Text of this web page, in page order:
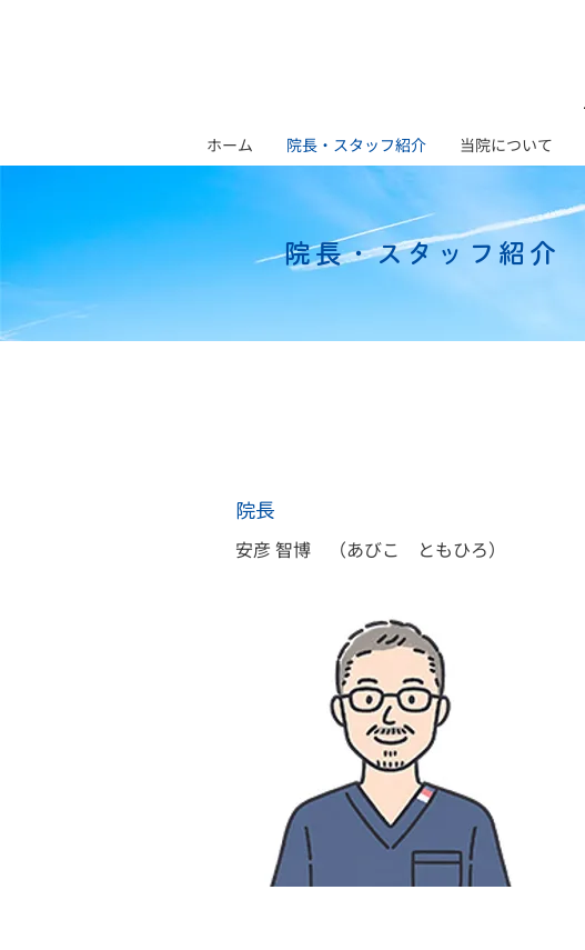
ホーム 院長・スタッフ紹介 当院について
院長・スタッフ紹介
院長
安彦 智博 （あびこ ともひろ）